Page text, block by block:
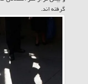
گرفته اند.